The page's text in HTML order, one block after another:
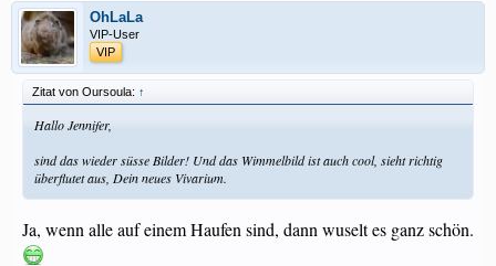
OhLaLa
VIP-User
VIP
Zitat von Oursoula: ↑
Hallo Jennifer,
sind das wieder süsse Bilder! Und das Wimmelbild ist auch cool, sieht richtig
überflutet aus, Dein neues Vivarium.
Ja, wenn alle auf einem Haufen sind, dann wuselt es ganz schön.